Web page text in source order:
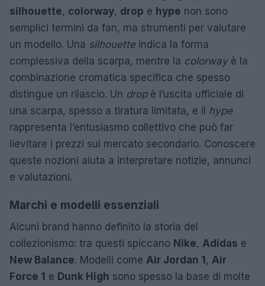
silhouette, colorway, drop e hype non sono
semplici termini da fan, ma strumenti per valutare
un modello. Una silhouetteindica la forma
complessiva della scarpa, mentre la colorwayè la
combinazione cromatica specifica che spesso
distingue un rilascio. Un dropè l’uscita ufficiale di
una scarpa, spesso a tiratura limitata, e il hype
rappresenta l’entusiasmo collettivo che può far
lievitare i prezzi sul mercato secondario. Conoscere
queste nozioni aiuta a interpretare notizie, annunci
e valutazioni.
Marchi e modelli essenziali
Alcuni brand hanno definito la storia del
collezionismo: tra questi spiccano Nike, Adidas e
New Balance. Modelli come Air Jordan 1, Air
Force 1 e Dunk High sono spesso la base di molte